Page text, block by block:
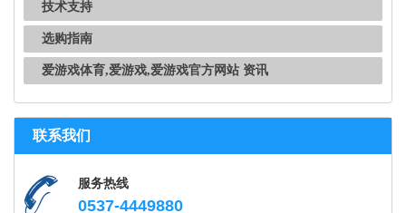
技术支持
选购指南
爱游戏体育,爱游戏,爱游戏官方网站 资讯
联系我们
服务热线
0537-4449880